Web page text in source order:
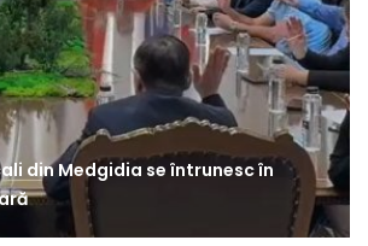
din Medgidia se întrunesc în